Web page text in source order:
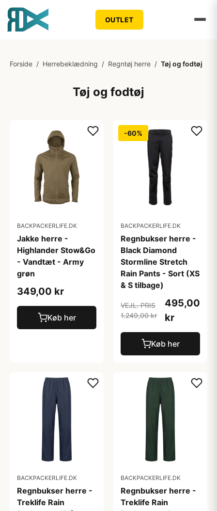
OUTLET
Forside / Herrebeklædning / Regntøj herre / Tøj og fodtøj
Tøj og fodtøj
BACKPACKERLIFE.DK
Jakke herre -
Highlander Stow&Go
- Vandtæt - Army
grøn
349,00 kr
Køb her
-60%
BACKPACKERLIFE.DK
Regnbukser herre -
Black Diamond
Stormline Stretch
Rain Pants - Sort (XS
& S tilbage)
VEJL. PRIS
1.249,00 kr
495,00
kr
Køb her
BACKPACKERLIFE.DK
Regnbukser herre -
Treklife Rain
BACKPACKERLIFE.DK
Regnbukser herre -
Treklife Rain